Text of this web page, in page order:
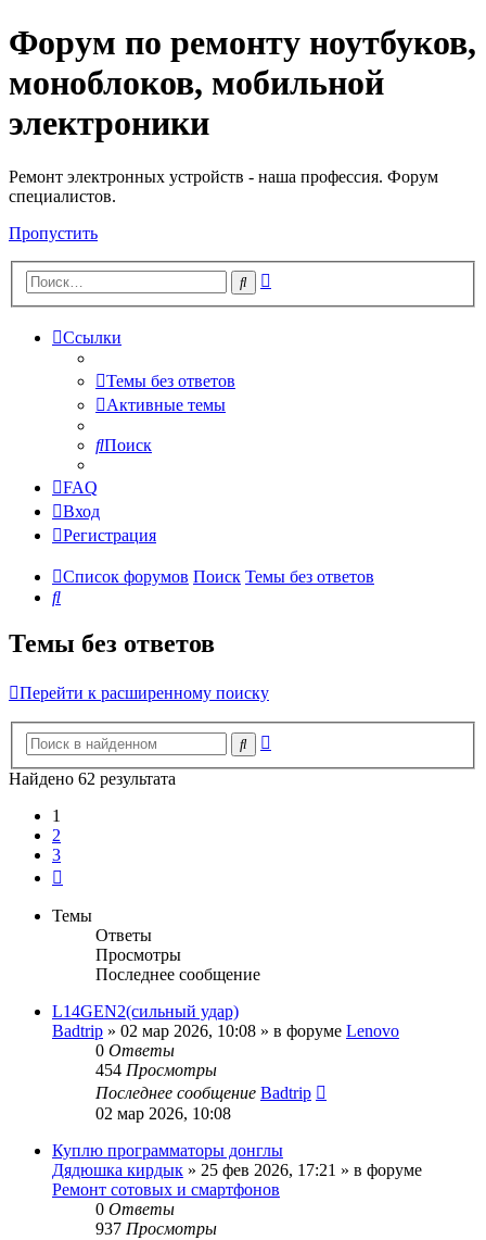
Регистрация
Форум по ремонту ноутбуков,
моноблоков, мобильной
электроники
Ремонт электронных устройств - наша профессия. Форум
специалистов.
Пропустить
Поиск
Ссылки
Темы без ответов
Активные темы
Поиск
FAQ
Вход
Регистрация
Список форумов Поиск Темы без ответов
Поиск
Темы без ответов
Перейти к расширенному поиску
Поиск
Найдено 62 результата
1
2
3
Темы
Ответы
Просмотры
Последнее сообщение
L14GEN2(сильный удар)
Badtrip » 02 мар 2026, 10:08 » в форуме Lenovo
0 Ответы
454 Просмотры
Последнее сообщение Badtrip
02 мар 2026, 10:08
Куплю программаторы донглы
Дядюшка кирдык » 25 фев 2026, 17:21 » в форуме
Ремонт сотовых и смартфонов
0 Ответы
937 Просмотры